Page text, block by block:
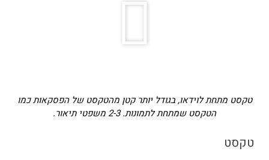
טקסט מתחת לוידאו, בגודל יותר קטן מהטקסט של הפסקאות כמו
הטקסט שמתחת לתמונות. 2-3 משפטי תיאור.
טקסט